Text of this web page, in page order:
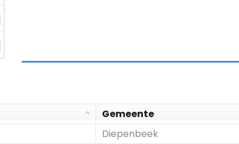
Gemeente
Diepenbeek